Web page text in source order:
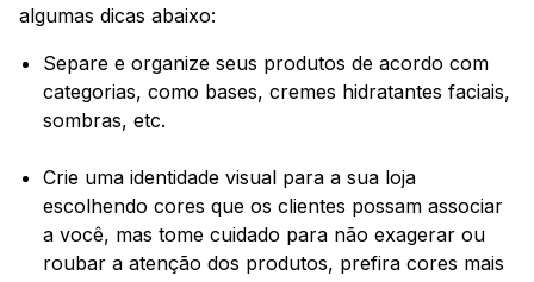
algumas dicas abaixo:
Separe e organize seus produtos de acordo com
categorias, como bases, cremes hidratantes faciais,
sombras, etc.
Crie uma identidade visual para a sua loja
escolhendo cores que os clientes possam associar
a você, mas tome cuidado para não exagerar ou
roubar a atenção dos produtos, prefira cores mais